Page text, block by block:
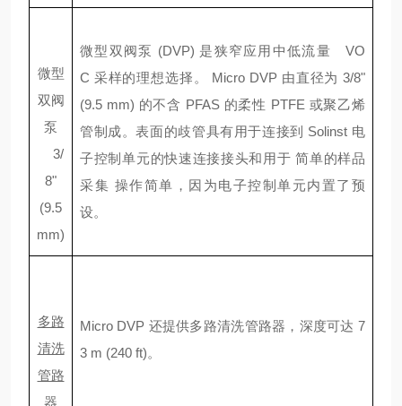
微型
双阀
泵
3/
8"
(9.5
mm)
微型双阀泵 (DVP) 是狭窄应用中低流量 VO
C 采样的理想选择。 Micro DVP 由直径为 3/8"
(9.5 mm) 的不含 PFAS 的柔性 PTFE 或聚乙烯
管制成。表面的歧管具有用于连接到 Solinst 电
子控制单元的快速连接接头和用于 简单的样品
采集 操作简单，因为电子控制单元内置了预
设。
多路
清洗
管路
器
Micro DVP 还提供多路清洗管路器，深度可达 7
3 m (240 ft)。